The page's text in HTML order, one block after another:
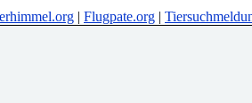
| Flugpate.org |